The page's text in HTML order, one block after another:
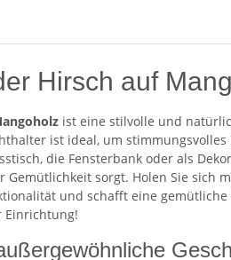
Hirsch auf
ist eine stilvolle und
ist ideal, um
die Fensterbank oder als
sorgt. Holen Sie sich
und schafft eine
Einrichtung!